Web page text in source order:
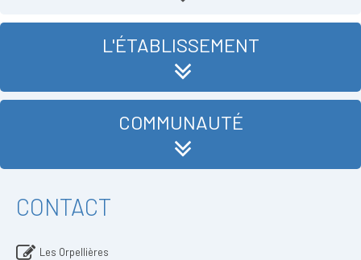
L'ÉTABLISSEMENT
COMMUNAUTÉ
CONTACT
Les Orpellières